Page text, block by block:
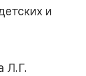
и
Л.Г.